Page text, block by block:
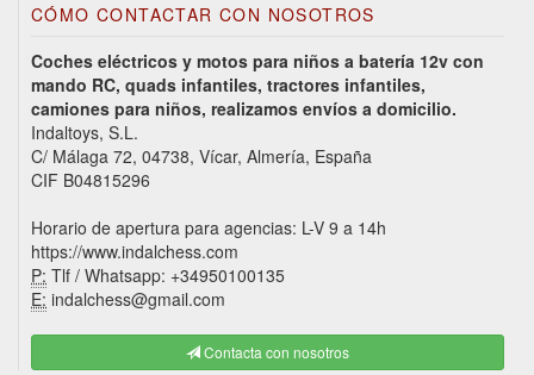
CÓMO CONTACTAR CON NOSOTROS
Coches eléctricos y motos para niños a batería 12v con
mando RC, quads infantiles, tractores infantiles,
camiones para niños, realizamos envíos a domicilio.
Indaltoys, S.L.
C/ Málaga 72, 04738, Vícar, Almería, España
CIF B04815296
Horario de apertura para agencias: L-V 9 a 14h
https://www.indalchess.com
P: Tlf / Whatsapp: +34950100135
E: indalchess@gmail.com
Contacta con nosotros